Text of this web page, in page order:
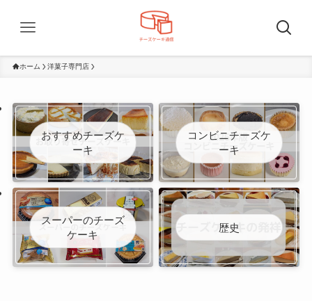
ホーム 洋菓子専門店
おすすめチーズケ
ーキ
コンビニチーズケ
ーキ
スーパーのチーズ
ケーキ
歴史